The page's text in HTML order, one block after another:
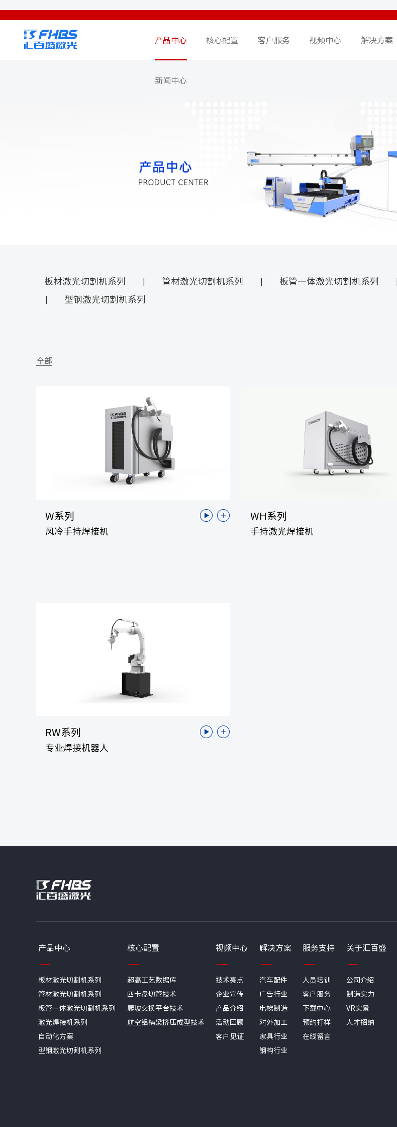
产品中心 核心配置 客户服务 视频中心 解决方案
新闻中心
板材激光切割机系列 管材激光切割机系列 板管一体激光切割机系列
型钢激光切割机系列
全部
W系列
风冷手持焊接机
WH系列
手持激光焊接机
RW系列
专业焊接机器人
产品中心
板材激光切割机系列
管材激光切割机系列
板管一体激光切割机系列
激光焊接机系列
自动化方案
型钢激光切割机系列
核心配置
超高工艺数据库
四卡盘切管技术
爬坡交换平台技术
航空铝横梁挤压成型技术
视频中心
技术亮点
企业宣传
产品介绍
活动回顾
客户见证
解决方案
汽车配件
广告行业
电梯制造
对外加工
家具行业
钢构行业
服务支持
人员培训
客户服务
下载中心
预约打样
在线留言
关于汇百盛
公司介绍
制造实力
VR实景
人才招纳